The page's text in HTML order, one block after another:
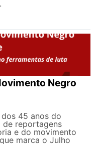
Negro
45 anos do
de reportagens
e do movimento
marca o Julho